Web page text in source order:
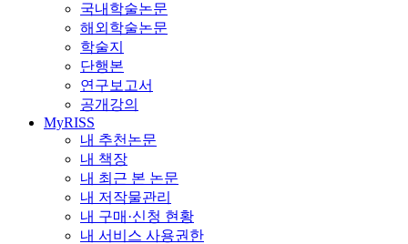
국내학술논문
해외학술논문
학술지
단행본
연구보고서
공개강의
MyRISS
내 추천논문
내 책장
내 최근 본 논문
내 저작물관리
내 구매·신청 현황
내 서비스 사용권한